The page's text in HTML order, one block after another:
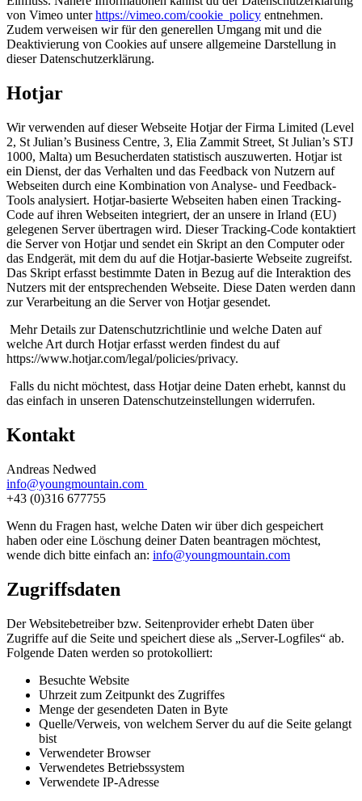
von Vimeo unterhttps://vimeo.com/cookie_policy entnehmen.
Zudem verweisen wir für den generellen Umgang mit und die
Deaktivierung von Cookies auf unsere allgemeine Darstellung in
dieser Datenschutzerklärung.
Hotjar
Wir verwenden auf dieser Webseite Hotjar der Firma Limited (Level
2, St Julian’s Business Centre, 3, Elia Zammit Street, St Julian’s STJ
1000, Malta) um Besucherdaten statistisch auszuwerten. Hotjar ist
ein Dienst, der das Verhalten und das Feedback von Nutzern auf
Webseiten durch eine Kombination von Analyse- und Feedback-
Tools analysiert. Hotjar-basierte Webseiten haben einen Tracking-
Code auf ihren Webseiten integriert, der an unsere in Irland (EU)
gelegenen Server übertragen wird. Dieser Tracking-Code kontaktiert
die Server von Hotjar und sendet ein Skript an den Computer oder
das Endgerät, mit dem du auf die Hotjar-basierte Webseite zugreifst.
Das Skript erfasst bestimmte Daten in Bezug auf die Interaktion des
Nutzers mit der entsprechenden Webseite. Diese Daten werden dann
zur Verarbeitung an die Server von Hotjar gesendet.
Mehr Details zur Datenschutzrichtlinie und welche Daten auf
welche Art durch Hotjar erfasst werden findest du auf
https://www.hotjar.com/legal/policies/privacy.
Falls du nicht möchtest, dass Hotjar deine Daten erhebt, kannst du
das einfach in unseren Datenschutzeinstellungen widerrufen.
Kontakt
Andreas Nedwed
info@youngmountain.com
+43 (0)316 677755
Wenn du Fragen hast, welche Daten wir über dich gespeichert
haben oder eine Löschung deiner Daten beantragen möchtest,
wende dich bitte einfach an: info@youngmountain.com
Zugriffsdaten
Der Websitebetreiber bzw. Seitenprovider erhebt Daten über
Zugriffe auf die Seite und speichert diese als „Server-Logfiles“ ab.
Folgende Daten werden so protokolliert:
Besuchte Website
Uhrzeit zum Zeitpunkt des Zugriffes
Menge der gesendeten Daten in Byte
Quelle/Verweis, von welchem Server du auf die Seite gelangt
bist
Verwendeter Browser
Verwendetes Betriebssystem
Verwendete IP-Adresse